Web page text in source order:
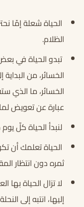
الحياة شعلة إمّا
الظلام.
تبدو الحياة في
الخسائر، من
الخسائر، ما الذي
عبارة عن تعويض
لنبدأ الحياة كلّ
الحياة تعلمك أن
ثمره دون انتظار
لا تزال الحياة بها
إليها، انتبه إلى